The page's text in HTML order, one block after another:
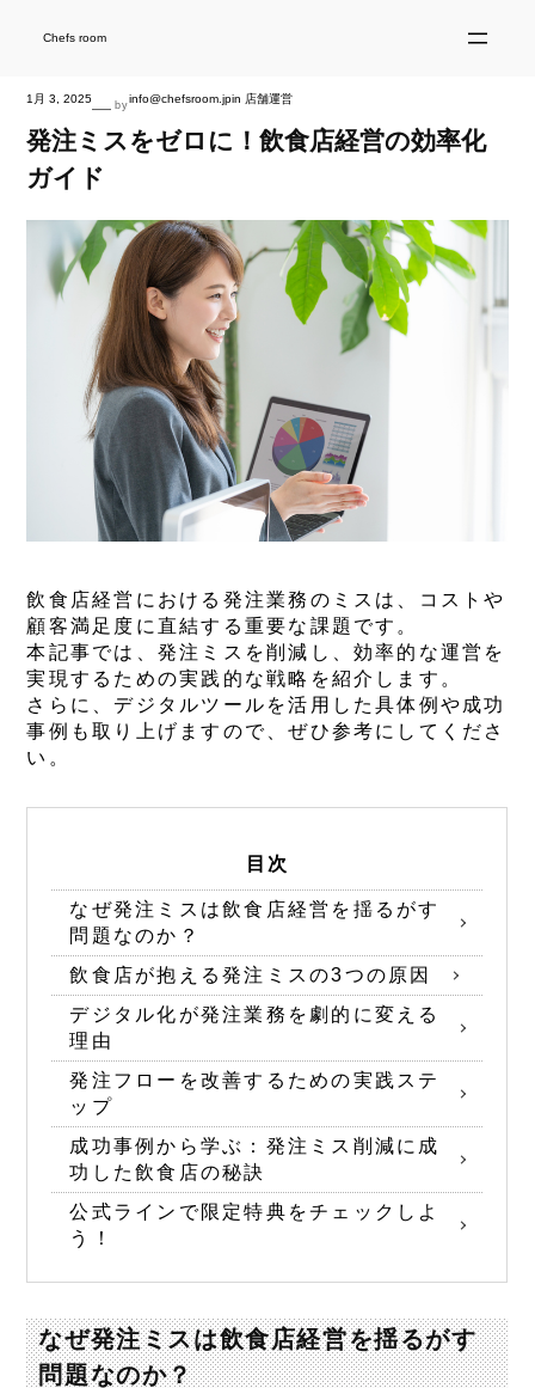
Chefs room
1月 3, 2025— byinfo@chefsroom.jpin 店舗運営
発注ミスをゼロに！飲食店経営の効率化
ガイド
飲食店経営における発注業務のミスは、コストや
顧客満足度に直結する重要な課題です。
本記事では、発注ミスを削減し、効率的な運営を
実現するための実践的な戦略を紹介します。
さらに、デジタルツールを活用した具体例や成功
事例も取り上げますので、ぜひ参考にしてくださ
い。
目次
なぜ発注ミスは飲食店経営を揺るがす
問題なのか？
飲食店が抱える発注ミスの3つの原因
デジタル化が発注業務を劇的に変える
理由
発注フローを改善するための実践ステ
ップ
成功事例から学ぶ：発注ミス削減に成
功した飲食店の秘訣
公式ラインで限定特典をチェックしよ
う！
なぜ発注ミスは飲食店経営を揺るがす
問題なのか？